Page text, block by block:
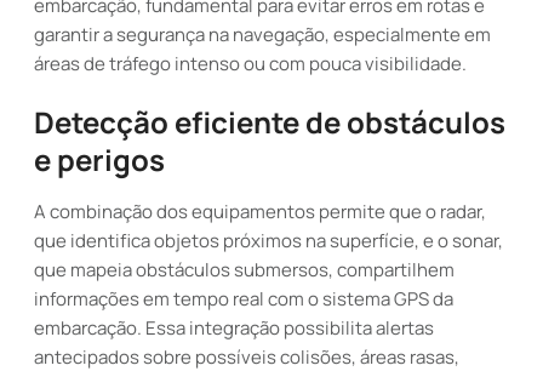
embarcação, fundamental para evitar erros em rotas e
garantir a segurança na navegação, especialmente em
áreas de tráfego intenso ou com pouca visibilidade.
Detecção eficiente de obstáculos
e perigos
A combinação dos equipamentos permite que o radar,
que identifica objetos próximos na superfície, e o sonar,
que mapeia obstáculos submersos, compartilhem
informações em tempo real com o sistema GPS da
embarcação. Essa integração possibilita alertas
antecipados sobre possíveis colisões, áreas rasas,